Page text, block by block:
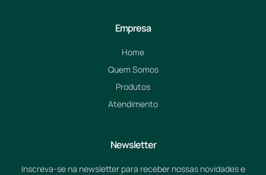
Empresa
Home
Quem Somos
Produtos
Atendimento
Newsletter
Inscreva-se na newsletter para receber nossas novidades e